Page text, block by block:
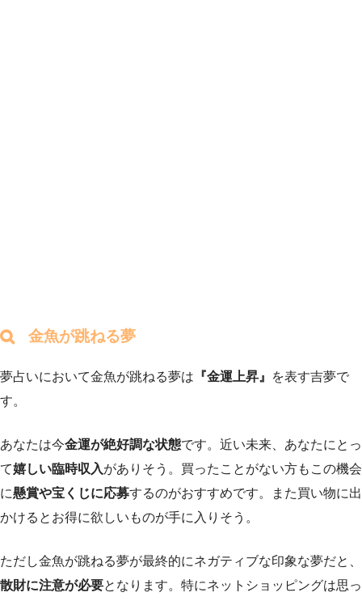
金魚が跳ねる夢
夢占いにおいて金魚が跳ねる夢は 『金運上昇』
を表す吉夢で
す。
あなたは今金運が絶好調な状態です。近い未来、あなたにとっ
て嬉しい臨時収入がありそう。買ったことがない方もこの機会
に懸賞や宝くじに応募するのがおすすめです。また買い物に出
かけるとお得に欲しいものが手に入りそう。
ただし金魚が跳ねる夢が最終的にネガティブな印象な夢だと、
散財に注意が必要となります。特にネットショッピングは思っ